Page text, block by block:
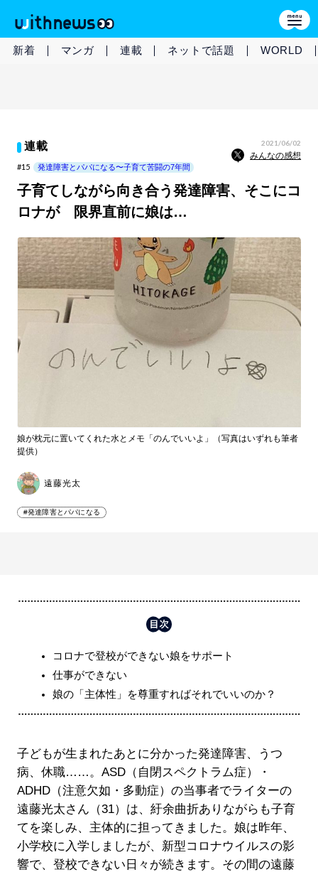
新着 マンガ 連載 ネットで話題 WORLD
連載 2021/06/02
みんなの感想
#15 発達障害とパパになる〜子育て苦闘の7年間
子育てしながら向き合う発達障害、そこにコ
ロナが 限界直前に娘は…
娘が枕元に置いてくれた水とメモ「のんでいいよ」（写真はいずれも筆者
提供）
遠藤光太
#発達障害とパパになる
コロナで登校ができない娘をサポート
仕事ができない
娘の「主体性」を尊重すればそれでいいのか？
子どもが生まれたあとに分かった発達障害、うつ
病、休職……。ASD（自閉スペクトラム症）・
ADHD（注意欠如・多動症）の当事者でライターの
遠藤光太さん（31）は、紆余曲折ありながらも子育
てを楽しみ、主体的に担ってきました。娘は昨年、
小学校に入学しましたが、新型コロナウイルスの影
響で、登校できない日々が続きます。その間の遠藤